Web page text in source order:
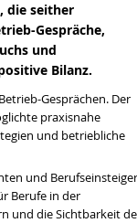
die seither
Gespräche,
und
Bilanz.
Gesprächen. Der
praxisnahe
und betriebliche
und Berufseinsteiger
Berufe in der
und die Sichtbarkeit